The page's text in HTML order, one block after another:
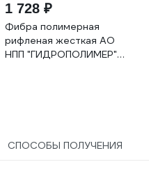
1 728 ₽
Фибра полимерная
рифленая жесткая АО
НПП "ГИДРОПОЛИМЕР"
СПОСОБЫ ПОЛУЧЕНИЯ